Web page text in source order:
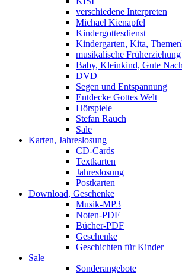
verschiedene Interpreten
Michael Kienapfel
Kindergottesdienst
Kindergarten, Kita,
musikalische Früherziehung
Baby, Kleinkind, Gute
DVD
Segen und Entspannung
Entdecke Gottes Welt
Hörspiele
Stefan Rauch
Sale
Karten, Jahreslosung
CD-Cards
Textkarten
Jahreslosung
Postkarten
Download, Geschenke
Musik-MP3
Noten-PDF
Bücher-PDF
Geschenke
Geschichten für Kinder
Sale
Sonderangebote